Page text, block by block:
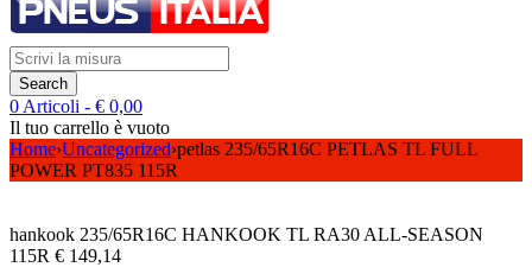
0 Articoli - € 0,00
Il tuo carrello è vuoto
Home›Uncategorized›petlas 235/65R16C PETLAS TL FULL
POWER PT835 115R
hankook 235/65R16C HANKOOK TL RA30 ALL-SEASON
115R € 149,14